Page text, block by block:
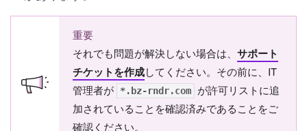
重要
それでも問題が解決しない場合は、 サポート
チケットを作成してください。その前に、IT
管理者が
*.bz-rndr.com が許可リストに追
加されていることを確認済みであることをご
確認ください。